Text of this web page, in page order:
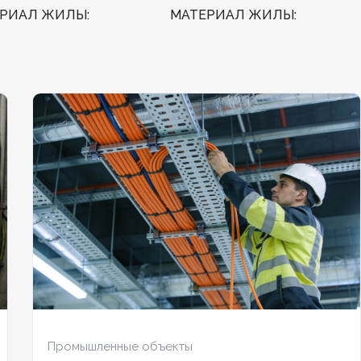
ЖИЛЫ
Нет
Нет
Нет
ЭКРАНА Да
Нет
ЖИЛ
МАТЕРИАЛ ЖИЛЫ
БЕЗГАЛОГЕННЫЙ Нет
ХЛАДОСТОЙКИЙ
ОГНЕСТОЙКИЙ Нет
НАЛИЧИЕ ЭКРАНА Да
БРОНИРОВАННЫЙ Нет
КОЛИЧЕСТВО ЖИЛ
Промышленные объекты